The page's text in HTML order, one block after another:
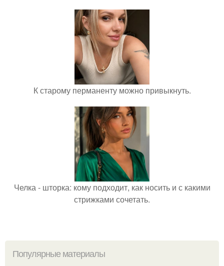
К старому перманенту можно привыкнуть.
Челка - шторка: кому подходит, как носить и с какими
стрижками сочетать.
Популярные материалы